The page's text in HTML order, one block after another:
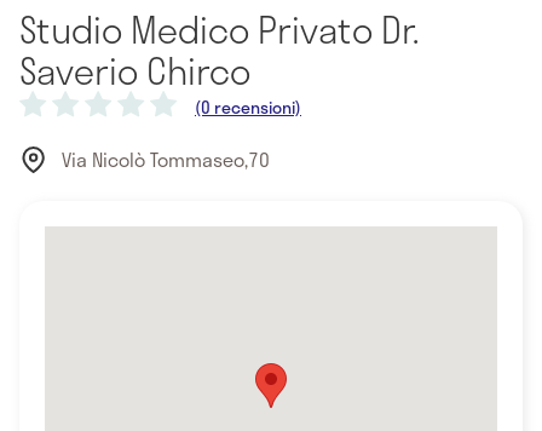
Studio Medico Privato Dr.
Saverio Chirco
(0 recensioni)
Via Nicolò Tommaseo,70